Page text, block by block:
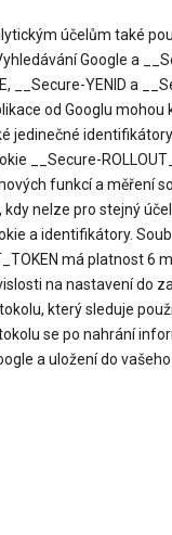
účelům také
Google a
__Secure-YENID a
od Googlu mohou
jedinečné
__Secure-
funkcí a měření
nelze pro stejný
a identifikátory.
má platnost 6
na nastavení do
který sleduje
se po nahrání
a uložení do